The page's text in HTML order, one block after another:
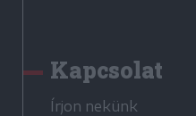
Kapcsolat
Írjon nekünk